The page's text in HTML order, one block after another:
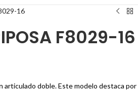
16
F8029-16
articulado doble. Este modelo destaca por